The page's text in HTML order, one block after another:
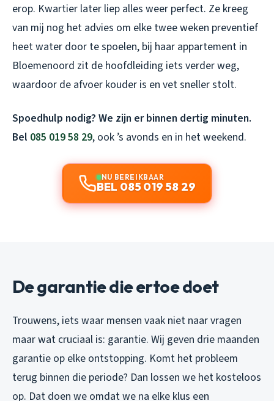
erop. Kwartier later liep alles weer perfect. Ze kreeg
van mij nog het advies om elke twee weken preventief
heet water door te spoelen, bij haar appartement in
Bloemenoord zit de hoofdleiding iets verder weg,
waardoor de afvoer kouder is en vet sneller stolt.
Spoedhulp nodig? We zijn er binnen dertig minuten.
Bel 085 019 58 29, ook ’s avonds en in het weekend.
NU BEREIKBAAR
BEL 085 019 58 29
De garantie die ertoe doet
Trouwens, iets waar mensen vaak niet naar vragen
maar wat cruciaal is: garantie. Wij geven drie maanden
garantie op elke ontstopping. Komt het probleem
terug binnen die periode? Dan lossen we het kosteloos
op. Dat doen we omdat we na elke klus een